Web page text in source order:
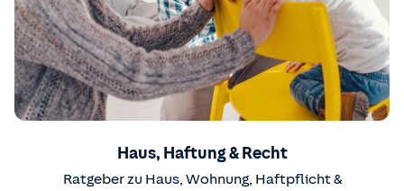
Haus, Haftung & Recht
Ratgeber zu Haus, Wohnung, Haftpflicht &